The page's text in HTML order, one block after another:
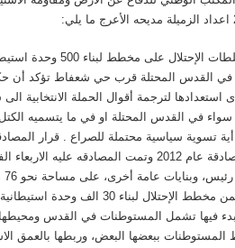
جاءت مصادقة سلطات
القدس المحتلة قرب حي شعفاط تؤكد أن
استعدادها لترجمة أقوال الحملة
سواء في القدس المحتلة او في ما يتسميه
هذه المصادقة ضمن مخطط
فيها تشمل المستوطنات في القدس
المستوطنات ببعضها البعض، وربطها بالعمق